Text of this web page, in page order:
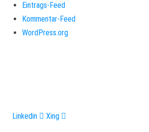
Eintrags-Feed
Kommentar-Feed
WordPress.org
Linkedin
Xing